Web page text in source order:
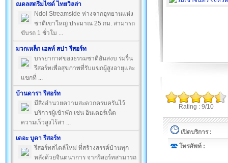
ณดลสตรีมไซด์ ไทยวิลล่า
Ndol Streamside ห่างจากอุทยานแห่ง
ชาติเขาใหญ่ ประมาณ 25 กม. สามารถ
ขับรถ 1 ชั่วโม ...
มวกเหล็ก เฮลท์ สปา รีสอร์ท
บรรยากาศของธรรมชาติอันสงบ ร่มรื่น
รีสอร์ทเพื่อสุขภาพที่รับแขกผู้สูงอายุและ
แขกที่ ...
บ้านดารา รีสอร์ท
มีสิ่งอำนวยความสะดวกครบครันไว้
บริการผู้เข้าพัก เช่น อินเตอร์เน็ต
ความเร็วสูงไร้สา ...
เดอะ บูดา รีสอร์ท
รีสอร์ทสไตล์ใหม่ ที่สร้างสรรค์บ้านทุก
หลังด้วยจินตนาการ จากรีสอร์ทสามารถ
Rating : 9/10
เปิดบริการ :
โทรศัพท์ :